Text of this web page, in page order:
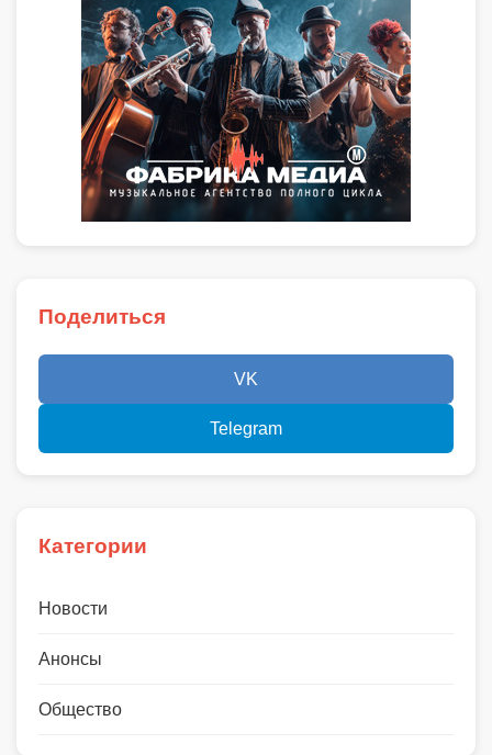
Поделиться
VK
Telegram
Категории
Новости
Анонсы
Общество